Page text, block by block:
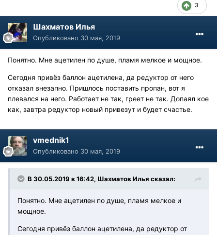
3
Шахматов Илья
Опубликовано 30 мая, 2019
Понятно. Мне ацетилен по душе, пламя мелкое и мощное.
Сегодня привёз баллон ацетилена, да редуктор от него
отказал внезапно. Пришлось поставить пропан, вот я
плевался на него. Работает не так, греет не так. Допаял кое
как, завтра редуктор новый привезут и будет счастье.
vmednik1
Опубликовано 30 мая, 2019
В 30.05.2019 в 16:42, Шахматов Илья сказал:
Понятно. Мне ацетилен по душе, пламя мелкое и
мощное.
Сегодня привёз баллон ацетилена, да редуктор от